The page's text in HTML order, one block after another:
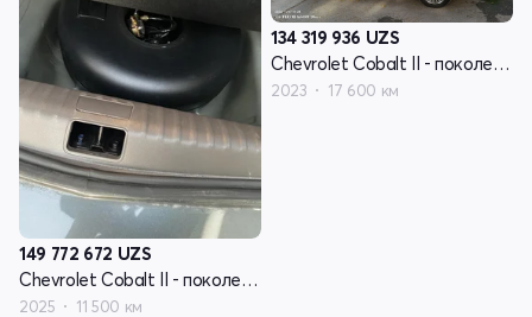
149 772 672 UZS
Chevrolet Cobalt II - поколение рестайлинг
2025 11 500 км
134 319 936 UZS
Chevrolet Cobalt II - поколение рестайлинг
2023 17 600 км